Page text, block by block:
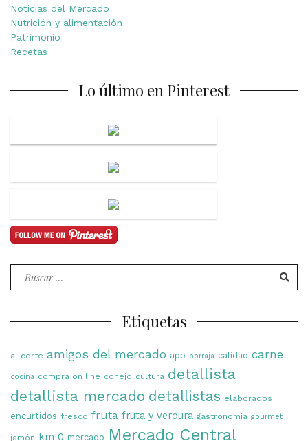
Noticias del Mercado
Nutrición y alimentación
Patrimonio
Recetas
Lo último en Pinterest
Buscar
Etiquetas
al corte amigos del mercado app borraja calidad carne
cocina compra on line conejo cultura detallista
detallista mercado detallistas elaborados
encurtidos fresco fruta fruta y verdura gastronomía gourmet
jamón km 0 mercado Mercado Central